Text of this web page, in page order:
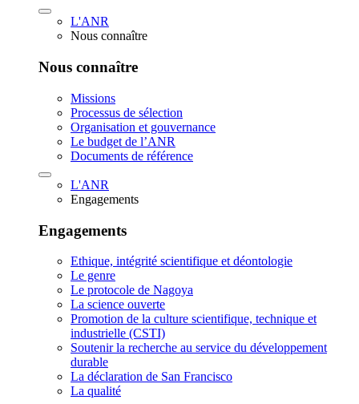
L'ANR
Nous connaître
Nous connaître
Missions
Processus de sélection
Organisation et gouvernance
Le budget de l’ANR
Documents de référence
L'ANR
Engagements
Engagements
Ethique, intégrité scientifique et déontologie
Le genre
Le protocole de Nagoya
La science ouverte
Promotion de la culture scientifique, technique et
industrielle (CSTI)
Soutenir la recherche au service du développement
durable
La déclaration de San Francisco
La qualité